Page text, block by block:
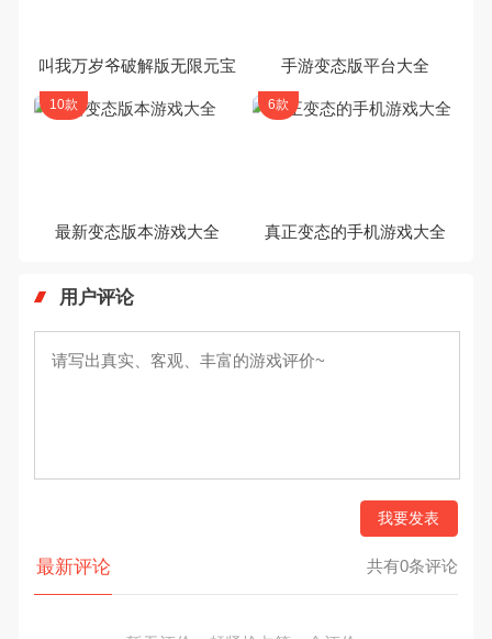
叫我万岁爷破解版无限元宝 手游变态版平台大全
最新变态版本游戏大全
10款
真正变态的手机游戏大全
6款
用户评论
我要发表
最新评论 共有0条评论